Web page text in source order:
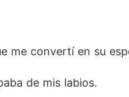
me convertí en su
de mis labios.